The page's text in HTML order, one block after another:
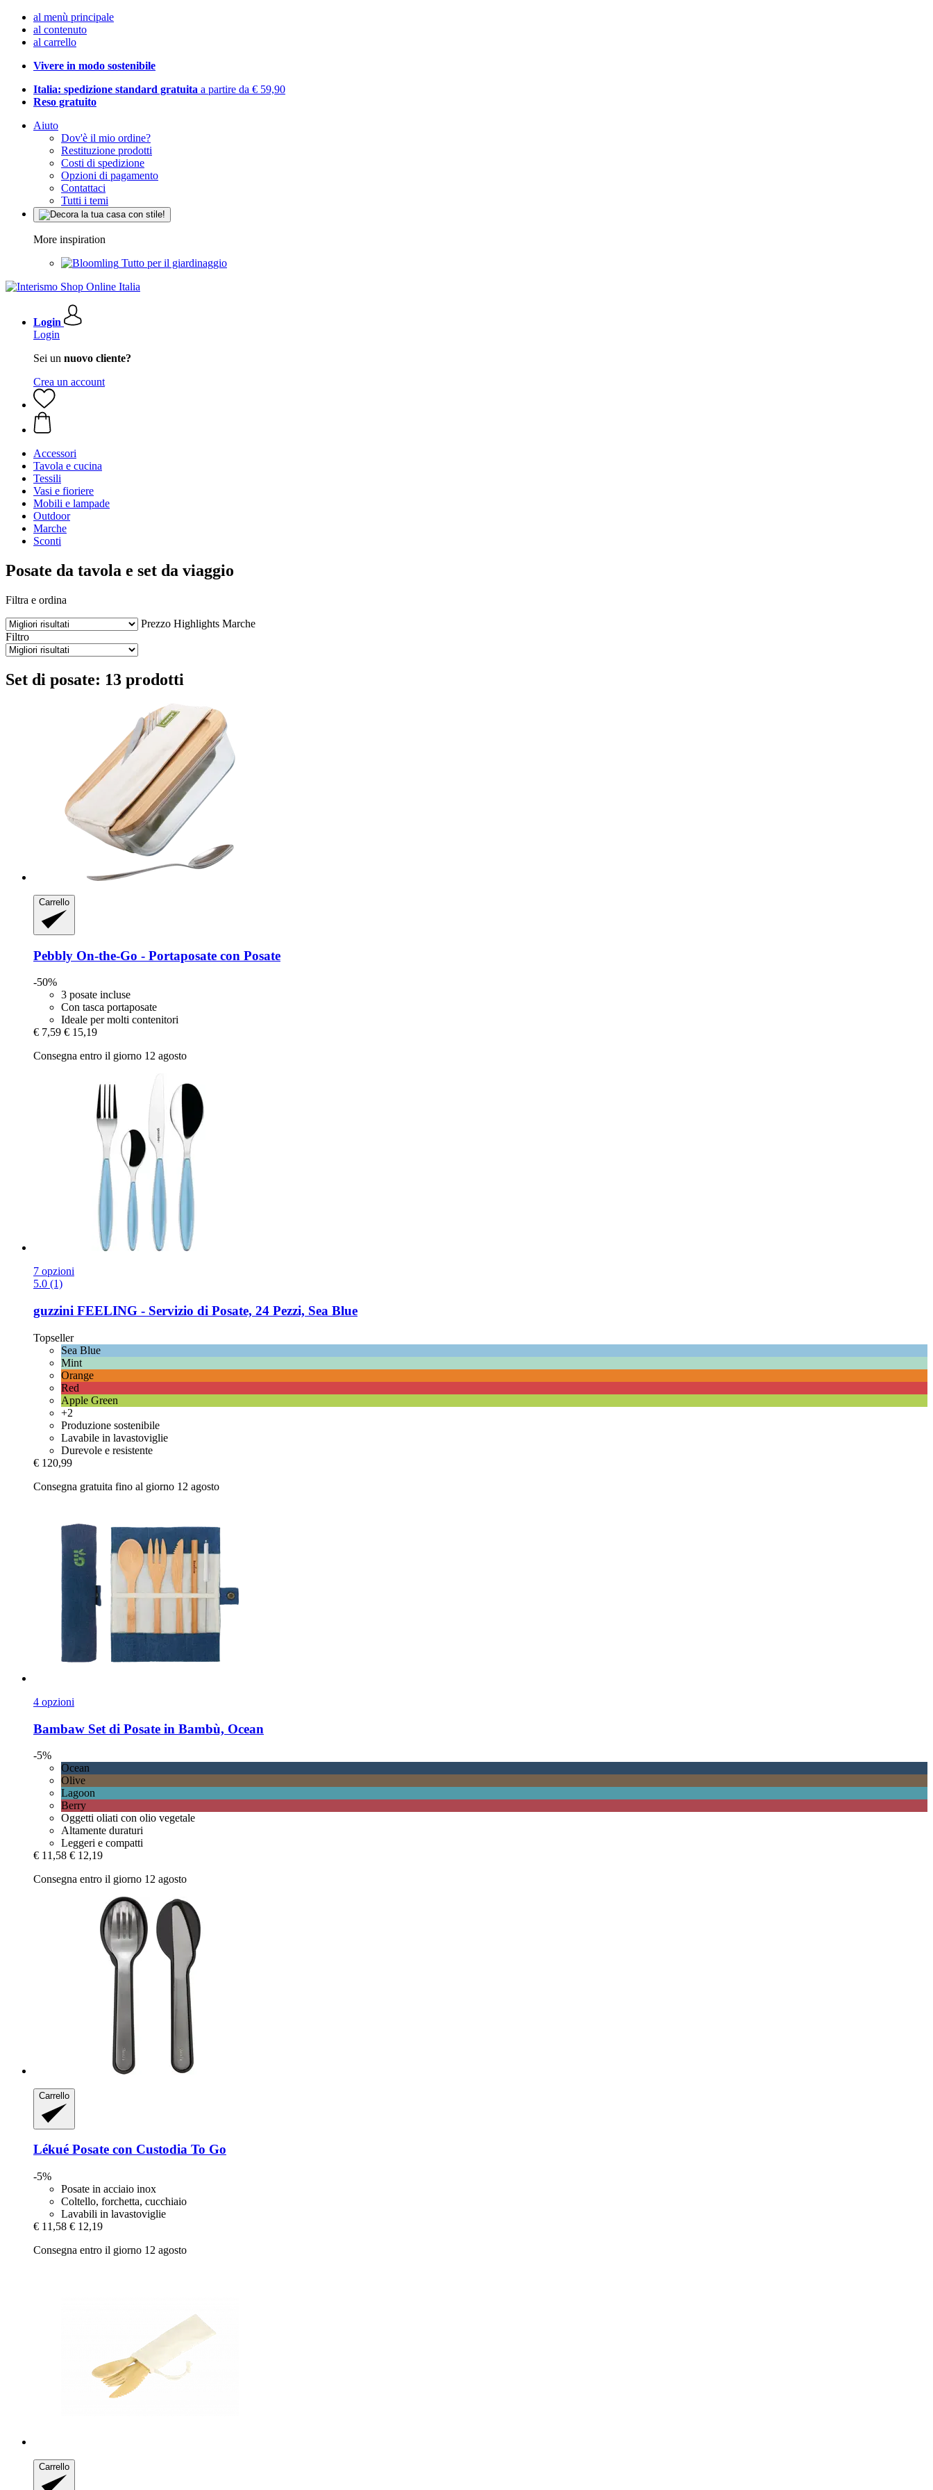
al menù principale
al contenuto
al carrello
Vivere in modo sostenibile
Italia: spedizione standard gratuita a partire da € 59,90
Reso gratuito
Aiuto
Dov'è il mio ordine?
Restituzione prodotti
Costi di spedizione
Opzioni di pagamento
Contattaci
Tutti i temi
More inspiration
Tutto per il giardinaggio
Login
Login
Sei un nuovo cliente?
Crea un account
Accessori
Tavola e cucina
Tessili
Vasi e fioriere
Mobili e lampade
Outdoor
Marche
Sconti
Posate da tavola e set da viaggio
Filtra e ordina
Prezzo Highlights Marche
Filtro
Set di posate: 13 prodotti
Carrello
Pebbly On-​the-​Go -​ Portaposate con Posate
-50%
3 posate incluse
Con tasca portaposate
Ideale per molti contenitori
€ 7,59 € 15,19
Consegna entro il giorno 12 agosto
7 opzioni
5.0 (1)
guzzini FEELING -​ Servizio di Posate, 24 Pezzi, Sea Blue
Topseller
Sea Blue
Mint
Orange
Red
Apple Green
+2
Produzione sostenibile
Lavabile in lavastoviglie
Durevole e resistente
€ 120,99
Consegna gratuita fino al giorno 12 agosto
4 opzioni
Bambaw Set di Posate in Bambù, Ocean
-5%
Ocean
Olive
Lagoon
Berry
Oggetti oliati con olio vegetale
Altamente duraturi
Leggeri e compatti
€ 11,58 € 12,19
Consegna entro il giorno 12 agosto
Carrello
Lékué Posate con Custodia To Go
-5%
Posate in acciaio inox
Coltello, forchetta, cucchiaio
Lavabili in lavastoviglie
€ 11,58 € 12,19
Consegna entro il giorno 12 agosto
Carrello